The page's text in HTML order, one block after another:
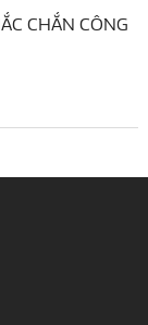
CHẮN CÔNG